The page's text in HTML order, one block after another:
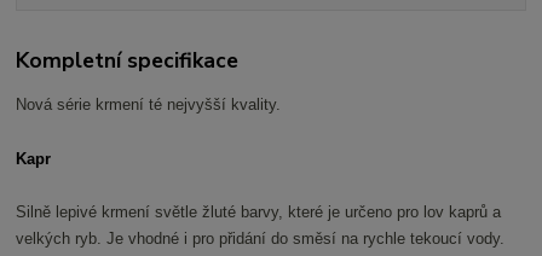
Kompletní specifikace
Nová série krmení té nejvyšší kvality.
Kapr
Silně lepivé krmení světle žluté barvy, které je určeno pro lov kaprů a
velkých ryb. Je vhodné i pro přidání do směsí na rychle tekoucí vody.